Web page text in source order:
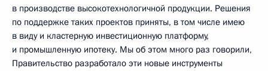
в производстве высокотехнологичной продукции. Решения
по поддержке таких проектов приняты, в том числе имею
в виду и кластерную инвестиционную платформу,
и промышленную ипотеку. Мы об этом много раз говорили,
Правительство разработало эти новые инструменты